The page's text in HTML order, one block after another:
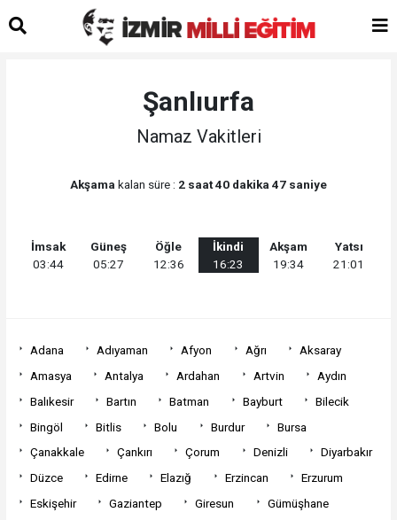
Şanlıurfa
Namaz Vakitleri
Akşama kalan süre : 2 saat 40 dakika 47 saniye
İmsak
03:44
Güneş
05:27
Öğle
12:36
İkindi
16:23
Akşam
19:34
Yatsı
21:01
Adana Adıyaman Afyon Ağrı
Aksaray
Amasya
Antalya Ardahan Artvin
Aydın
Balıkesir
Bartın Batman Bayburt
Bilecik
Bingöl
Bitlis Bolu Burdur
Bursa
Çanakkale
Çankırı Çorum Denizli
Diyarbakır
Düzce
Edirne Elazığ Erzincan
Erzurum
Eskişehir
Gaziantep Giresun
Gümüşhane